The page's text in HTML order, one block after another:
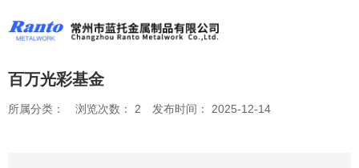
百万光彩基金
所属分类： 浏览次数： 2 发布时间： 2025-12-14